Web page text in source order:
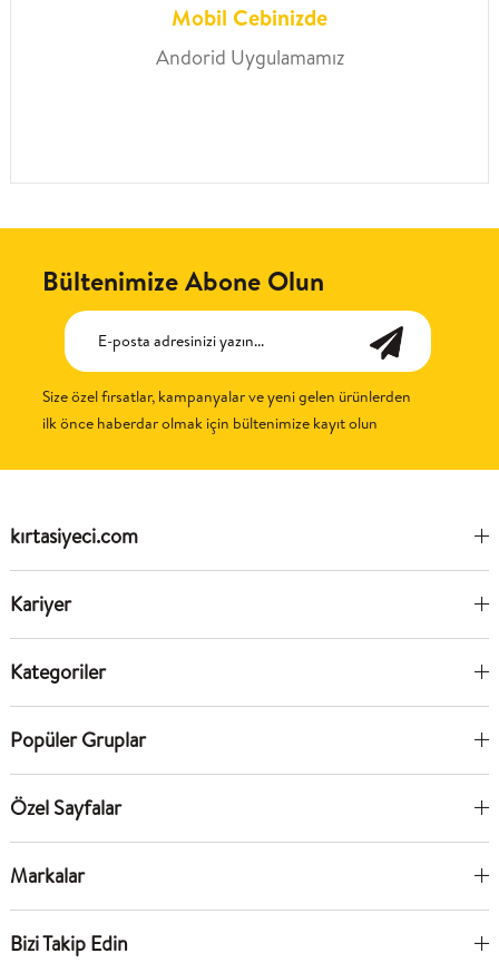
Mobil Cebinizde
Andorid Uygulamamız
Bültenimize Abone Olun
Size özel fırsatlar, kampanyalar ve yeni gelen ürünlerden
ilk önce haberdar olmak için bültenimize kayıt olun
kırtasiyeci.com
Kariyer
Kategoriler
Popüler Gruplar
Özel Sayfalar
Markalar
Bizi Takip Edin